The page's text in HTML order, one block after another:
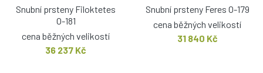
Snubní prsteny Filoktetes
O-181
cena běžných velikostí
36 237 Kč
Snubní prsteny Feres O-179
cena běžných velikostí
31 840 Kč